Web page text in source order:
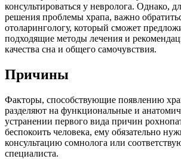
консультироваться у невролога. Однако,
решения проблемы храпа, важно
отоларингологу, который сможет
подходящие методы лечения и
качества сна и общего самочувствия.
Причины
Факторы, способствующие появлению
разделяют на функциональные и
устранении первого вида причин
беспокоить человека, ему обязательно
консультацию сомнолога или
специалиста.